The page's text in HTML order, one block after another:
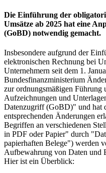
Die Einführung der
Umsätze ab 2025 hat eine
(GoBD) notwendig gemacht.
Insbesondere aufgrund der
elektronischen Rechnung bei
Unternehmern seit dem 1.
Bundesfinanzministerium
zur ordnungsmäßigen
Aufzeichnungen und
Datenzugriff (GoBD)" und hat
entsprechenden Änderungen
Begriffen an verschiedenen
in PDF oder Papier" durch
papierhaften Belege") werden
Aufbewahrung von Daten und
Hier ist ein Überblick: